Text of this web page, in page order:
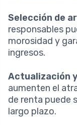
Selección de
responsables
morosidad y
ingresos.
Actualización
aumenten el
de renta puede
largo plazo.